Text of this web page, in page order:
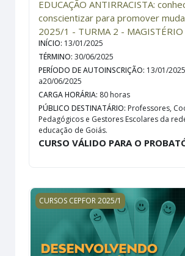
EDUCAÇÃO ANTIRRACISTA:
conscientizar para promover
2025/1 - TURMA 2 - MAGISTÉRIO
INÍCIO: 13/01/2025
TÉRMINO:30/06/2025
PERÍODO DE AUTOINSCRIÇÃO: 13/01/
a20/06/2025
CARGA HORÁRIA: 80 horas
PÚBLICO DESTINATÁRIO: Professores,
Pedagógicos e Gestores Escolares da
educação de Goiás.
CURSO VÁLIDO PARA O
DESENVOLVENDO AS
CURSOS CEPFOR 2025/1